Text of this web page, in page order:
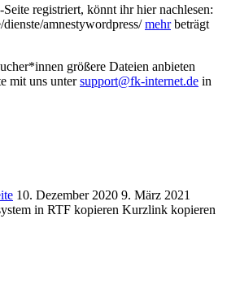
registriert, könnt ihr hier nachlesen:
amnestywordpress/mehrbeträgt
größere Dateien anbieten
mit uns untersupport@fk-internet.de in
10. Dezember 2020 9. März 2021
in RTF kopieren Kurzlink kopieren